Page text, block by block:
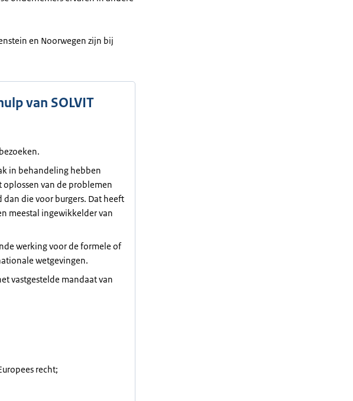
en Noorwegen zijn bij
van SOLVIT
in behandeling hebben
van de problemen
die voor burgers. Dat heeft
meestal ingewikkelder van
werking voor de formele of
wetgevingen.
vastgestelde mandaat van
recht;